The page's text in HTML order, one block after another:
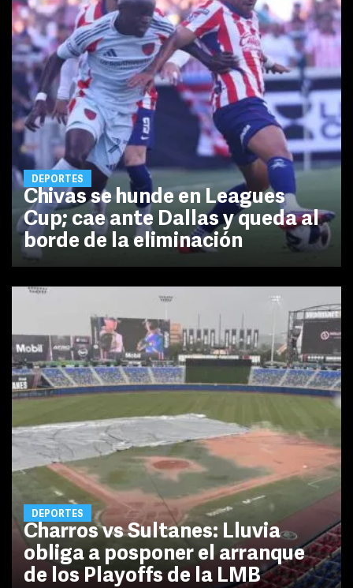
DEPORTES
Chivas se hunde en Leagues
Cup; cae ante Dallas y queda al
borde de la eliminación
DEPORTES
Charros vs Sultanes: Lluvia
obliga a posponer el arranque
de los Playoffs de la LMB